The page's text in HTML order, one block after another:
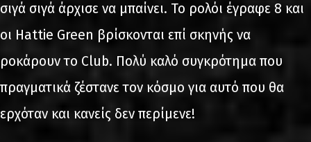
σιγά σιγά άρχισε να μπαίνει. Το ρολόι έγραφε 8 και
οι Hattie Green βρίσκονται επί σκηνής να
ροκάρουν το Club. Πολύ καλό συγκρότημα που
πραγματικά ζέστανε τον κόσμο για αυτό που θα
ερχόταν και κανείς δεν περίμενε!